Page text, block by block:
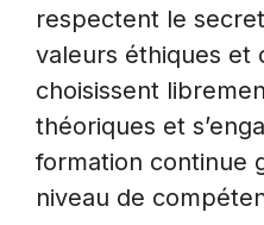
respectent le
valeurs éthiques et
choisissent
théoriques et
formation continue
niveau de